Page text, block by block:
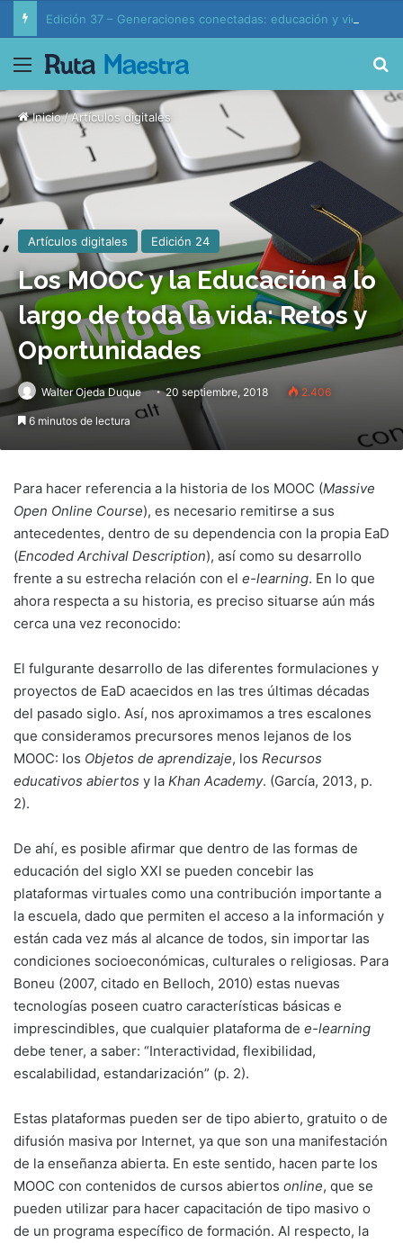
Menú
Inicio/Artículos digitales
Artículos digitales Edición 24
Los MOOC y la Educación a lo
largo de toda la vida: Retos y
Oportunidades
Walter Ojeda Duque 20 septiembre, 2018 2.406
6 minutos de lectura
Para hacer referencia a la historia de los MOOC (Massive
Open Online Course), es necesario remitirse a sus
antecedentes, dentro de su dependencia con la propia EaD
(Encoded Archival Description), así como su desarrollo
frente a su estrecha relación con el e-learning. En lo que
ahora respecta a su historia, es preciso situarse aún más
cerca una vez reconocido:
El fulgurante desarrollo de las diferentes formulaciones y
proyectos de EaD acaecidos en las tres últimas décadas
del pasado siglo. Así, nos aproximamos a tres escalones
que consideramos precursores menos lejanos de los
MOOC: los Objetos de aprendizaje, los Recursos
educativos abiertos y la Khan Academy. (García, 2013, p.
2).
De ahí, es posible afirmar que dentro de las formas de
educación del siglo XXI se pueden concebir las
plataformas virtuales como una contribución importante a
la escuela, dado que permiten el acceso a la información y
están cada vez más al alcance de todos, sin importar las
condiciones socioeconómicas, culturales o religiosas. Para
Boneu (2007, citado en Belloch, 2010) estas nuevas
tecnologías poseen cuatro características básicas e
imprescindibles, que cualquier plataforma de e-learning
debe tener, a saber: “Interactividad, flexibilidad,
escalabilidad, estandarización” (p. 2).
Estas plataformas pueden ser de tipo abierto, gratuito o de
difusión masiva por Internet, ya que son una manifestación
de la enseñanza abierta. En este sentido, hacen parte los
MOOC con contenidos de cursos abiertos online, que se
pueden utilizar para hacer capacitación de tipo masivo o
de un programa específico de formación. Al respecto, la